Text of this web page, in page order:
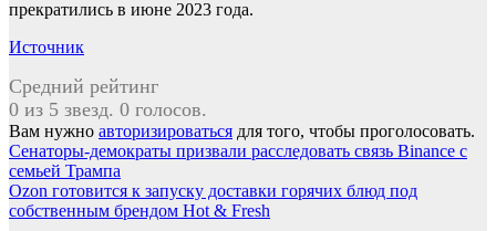
прекратились в июне 2023 года.
Источник
Средний рейтинг
0 из 5 звезд. 0 голосов.
Вам нужно авторизироваться для того, чтобы проголосовать.
Навигация
по
записям
Сенаторы-демократы призвали расследовать связь Binance с
семьей Трампа
Ozon готовится к запуску доставки горячих блюд под
собственным брендом Hot & Fresh